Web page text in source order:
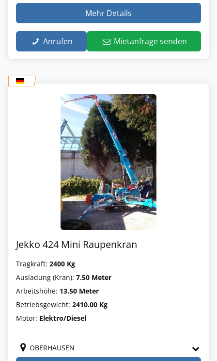
Mehr Details
Anrufen Mietanfrage senden
Jekko 424 Mini Raupenkran
Tragkraft: 2400 Kg
Ausladung (Kran): 7.50 Meter
Arbeitshöhe: 13.50 Meter
Betriebsgewicht: 2410.00 Kg
Motor: Elektro/Diesel
OBERHAUSEN